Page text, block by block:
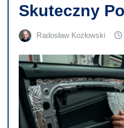
Skuteczny
Radosław Kozłowski